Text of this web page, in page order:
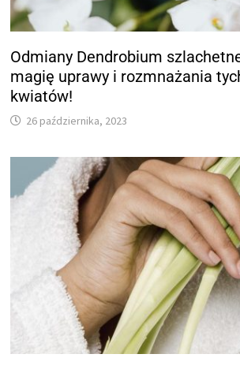
Odmiany Dendrobium
magię uprawy i rozmnażania
kwiatów!
26 października, 2023